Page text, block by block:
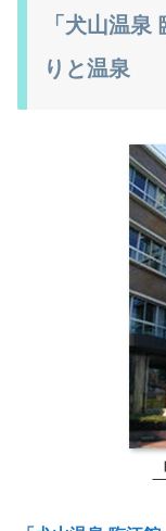
「犬山温
りと温泉